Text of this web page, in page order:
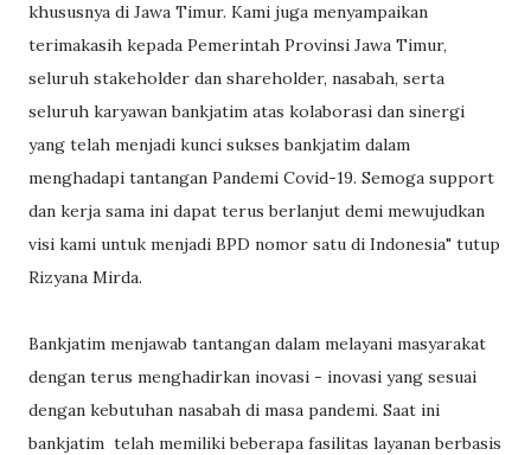
khususnya di Jawa Timur. Kami juga menyampaikan
terimakasih kepada Pemerintah Provinsi Jawa Timur,
seluruh stakeholder dan shareholder, nasabah, serta
seluruh karyawan bankjatim atas kolaborasi dan sinergi
yang telah menjadi kunci sukses bankjatim dalam
menghadapi tantangan Pandemi Covid-19. Semoga support
dan kerja sama ini dapat terus berlanjut demi mewujudkan
visi kami untuk menjadi BPD nomor satu di Indonesia" tutup
Rizyana Mirda.
Bankjatim menjawab tantangan dalam melayani masyarakat
dengan terus menghadirkan inovasi - inovasi yang sesuai
dengan kebutuhan nasabah di masa pandemi. Saat ini
bankjatim telah memiliki beberapa fasilitas layanan berbasis